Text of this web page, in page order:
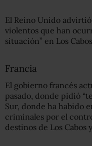
El Reino Unido
violentos que han
situación” en Los
Francia
El gobierno francés
pasado, donde pidió
Sur, donde ha habido
criminales por el
destinos de Los Cabos